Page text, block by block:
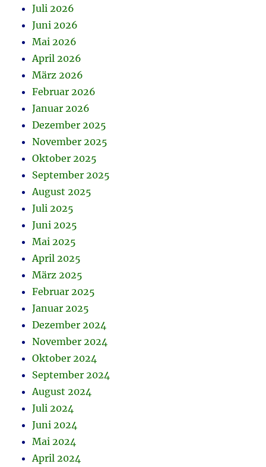
Juli 2026
Juni 2026
Mai 2026
April 2026
März 2026
Februar 2026
Januar 2026
Dezember 2025
November 2025
Oktober 2025
September 2025
August 2025
Juli 2025
Juni 2025
Mai 2025
April 2025
März 2025
Februar 2025
Januar 2025
Dezember 2024
November 2024
Oktober 2024
September 2024
August 2024
Juli 2024
Juni 2024
Mai 2024
April 2024